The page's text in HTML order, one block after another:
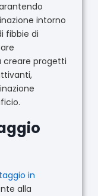
intorno
fibbie di
creare progetti
in
alla